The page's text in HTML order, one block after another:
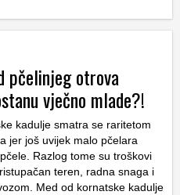
pčelinjeg otrova
vječno mlade?!
kadulje smatra se raritetom
jer još uvijek malo pčelara
Razlog tome su troškovi
teren, radna snaga i
Med od kornatske kadulje